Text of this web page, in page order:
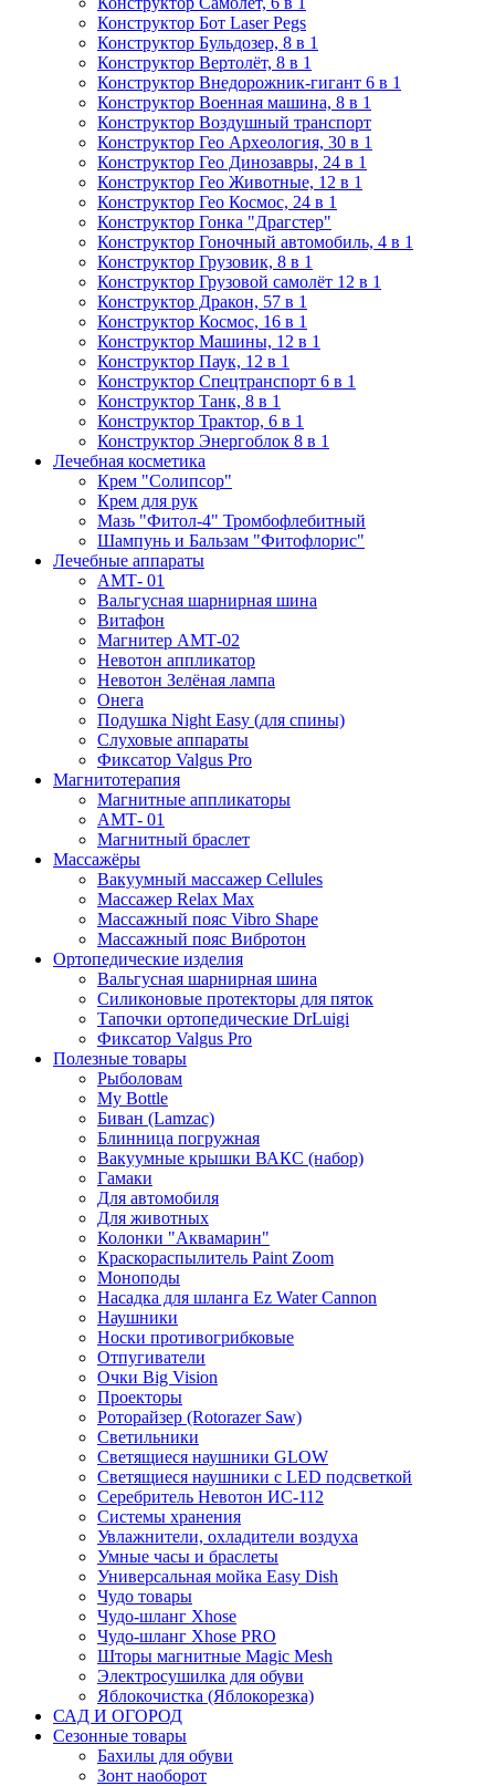
Конструктор Бот Laser Pegs
Конструктор Бульдозер, 8 в 1
Конструктор Вертолёт, 8 в 1
Конструктор Внедорожник-гигант 6 в 1
Конструктор Военная машина, 8 в 1
Конструктор Воздушный транспорт
Конструктор Гео Археология, 30 в 1
Конструктор Гео Динозавры, 24 в 1
Конструктор Гео Животные, 12 в 1
Конструктор Гео Космос, 24 в 1
Конструктор Гонка "Драгстер"
Конструктор Гоночный автомобиль, 4 в 1
Конструктор Грузовик, 8 в 1
Конструктор Грузовой самолёт 12 в 1
Конструктор Дракон, 57 в 1
Конструктор Космос, 16 в 1
Конструктор Машины, 12 в 1
Конструктор Паук, 12 в 1
Конструктор Спецтранспорт 6 в 1
Конструктор Танк, 8 в 1
Конструктор Трактор, 6 в 1
Конструктор Энергоблок 8 в 1
Лечебная косметика
Крем "Солипсор"
Крем для рук
Мазь "Фитол-4" Тромбофлебитный
Шампунь и Бальзам "Фитофлорис"
Лечебные аппараты
АМТ- 01
Вальгусная шарнирная шина
Витафон
Магнитер АМТ-02
Невотон аппликатор
Невотон Зелёная лампа
Онега
Подушка Night Easy (для спины)
Слуховые аппараты
Фиксатор Valgus Pro
Магнитотерапия
Магнитные аппликаторы
АМТ- 01
Магнитный браслет
Массажёры
Вакуумный массажер Cellules
Массажер Relax Max
Массажный пояс Vibro Shape
Массажный пояс Вибротон
Ортопедические изделия
Вальгусная шарнирная шина
Силиконовые протекторы для пяток
Тапочки ортопедические DrLuigi
Фиксатор Valgus Pro
Полезные товары
Рыболовам
My Bottle
Биван (Lamzac)
Блинница погружная
Вакуумные крышки ВАКС (набор)
Гамаки
Для автомобиля
Для животных
Колонки "Аквамарин"
Краскораспылитель Paint Zoom
Моноподы
Насадка для шланга Ez Water Cannon
Наушники
Носки противогрибковые
Отпугиватели
Очки Big Vision
Проекторы
Роторайзер (Rotorazer Saw)
Светильники
Светящиеся наушники GLOW
Светящиеся наушники с LED подсветкой
Серебритель Невотон ИС-112
Системы хранения
Увлажнители, охладители воздуха
Умные часы и браслеты
Универсальная мойка Easy Dish
Чудо товары
Чудо-шланг Xhose
Чудо-шланг Xhose PRO
Шторы магнитные Magic Mesh
Электросушилка для обуви
Яблокочистка (Яблокорезка)
САД И ОГОРОД
Сезонные товары
Бахилы для обуви
Зонт наоборот